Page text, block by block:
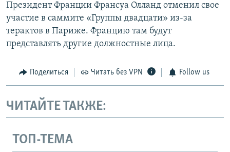
Президент Франции Франсуа Олланд отменил свое
участие в саммите «Группы двадцати» из-за
терактов в Париже. Францию там будут
представлять другие должностные лица.
Поделиться Читать без VPN Follow us
ЧИТАЙТЕ ТАКЖЕ:
ТОП-ТЕМА